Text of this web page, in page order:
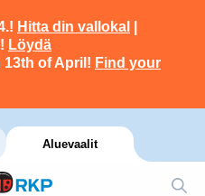
Hitta din vallokal
Löydä
13th of April! Find your
Aluevaalit